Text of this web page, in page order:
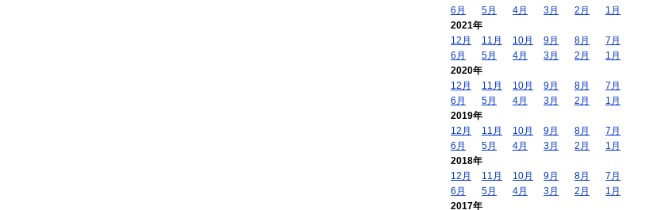
6月
5月 4月 3月 2月
1月
2021年
12月
11月 10月 9月 8月
7月
6月
5月 4月 3月 2月
1月
2020年
12月
11月 10月 9月 8月
7月
6月
5月 4月 3月 2月
1月
2019年
12月
11月 10月 9月 8月
7月
6月
5月 4月 3月 2月
1月
2018年
12月
11月 10月 9月 8月
7月
6月
5月 4月 3月 2月
1月
2017年